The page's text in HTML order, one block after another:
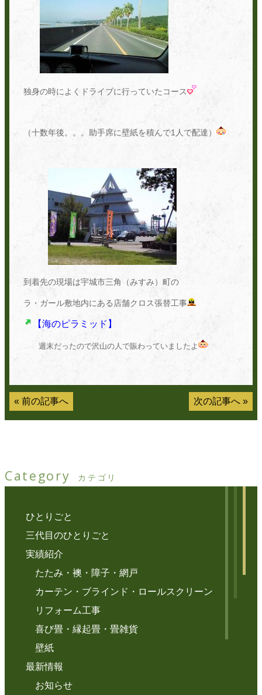
独身の時によくドライブに行っていたコース
（十数年後。。。助手席に壁紙を積んで1人で配達）
到着先の現場は宇城市三角（みすみ）町の
ラ・ガール敷地内にある店舗クロス張替工事
【海のピラミッド】
週末だったので沢山の人で賑わっていましたよ
« 前の記事へ 次の記事へ »
Category カテゴリ
ひとりごと
三代目のひとりごと
実績紹介
たたみ・襖・障子・網戸
カーテン・ブラインド・ロールスクリーン
リフォーム工事
喜び畳・縁起畳・畳雑貨
壁紙
最新情報
お知らせ